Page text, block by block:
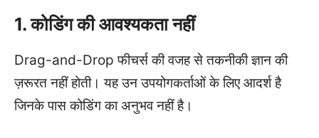
1. कोडिंग की आवश्यकता नहीं
Drag-and-Drop फीचर्स की वजह से तकनीकी ज्ञान की
ज़रूरत नहीं होती। यह उन उपयोगकर्ताओं के लिए आदर्श है
जिनके पास कोडिंग का अनुभव नहीं है।